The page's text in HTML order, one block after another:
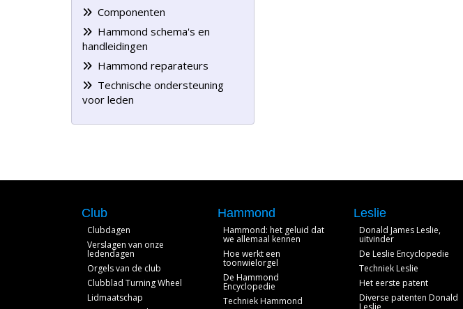
Componenten
Hammond schema's en
handleidingen
Hammond reparateurs
Technische ondersteuning
voor leden
Club
Clubdagen
Verslagen van onze
ledendagen
Orgels van de club
Clubblad Turning Wheel
Lidmaatschap
Hammond
Hammond: het geluid dat
we allemaal kennen
Hoe werkt een
toonwielorgel
De Hammond
Encyclopedie
Techniek Hammond
Leslie
Donald James Leslie,
uitvinder
De Leslie Encyclopedie
Techniek Leslie
Het eerste patent
Diverse patenten Donald
Leslie